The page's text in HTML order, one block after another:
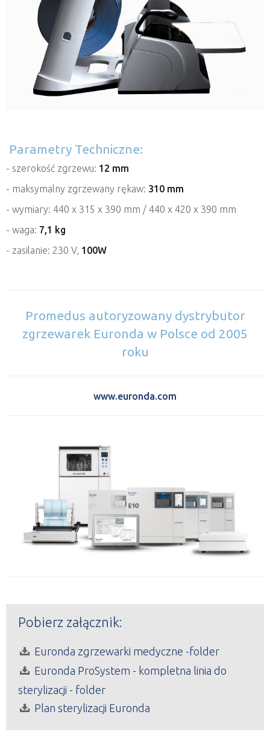
Parametry Techniczne:
- szerokość zgrzewu: 12 mm
- maksymalny zgrzewany rękaw: 310 mm
- wymiary: 440 x 315 x 390 mm / 440 x 420 x 390 mm
- waga: 7,1 kg
- zasilanie: 230 V, 100W
Promedus autoryzowany dystrybutor
zgrzewarek Euronda w Polsce od 2005
roku
www.euronda.com
Pobierz załącznik:
Euronda zgrzewarki medyczne -folder
Euronda ProSystem - kompletna linia do
sterylizacji - folder
Plan sterylizacji Euronda